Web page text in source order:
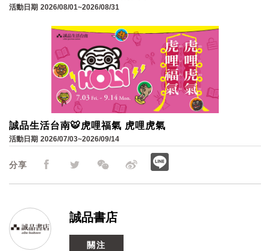
分享
誠品書店
關注
活動日期 2026/08/01~2026/08/31
誠品生活台南🐯虎哩福氣 虎哩虎氣
活動日期 2026/07/03~2026/09/14